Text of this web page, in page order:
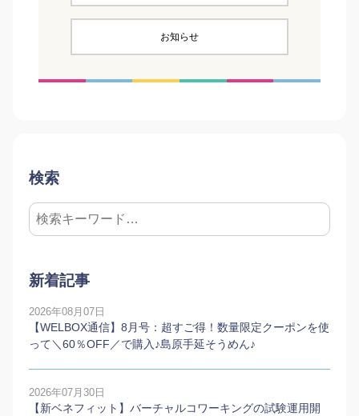
お知らせ
検索
新着記事
2026年08月07日
【WELBOX通信】8月号：超すご得！数量限定クーポンを使
って＼60％OFF／で購入♪島原手延そうめん♪
2026年07月30日
【新ベネフィット】バーチャルコワーキングの試験運用開